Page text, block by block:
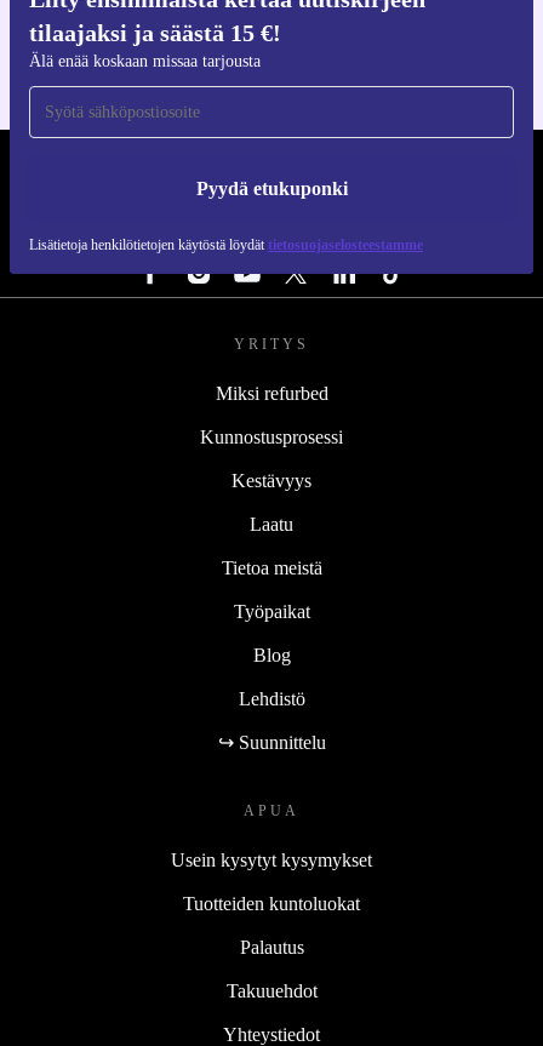
tilaajaksi ja säästä 15 €!
Älä enää koskaan missaa tarjousta
Pyydä etukuponki
Lisätietoja henkilötietojen käytöstä löydät tietosuojaselosteestamme
iOS:lle ja Androidille
YRITYS
Miksi refurbed
Kunnostusprosessi
Kestävyys
Laatu
Tietoa meistä
Työpaikat
Blog
Lehdistö
↪ Suunnittelu
APUA
Usein kysytyt kysymykset
Tuotteiden kuntoluokat
Palautus
Takuuehdot
Yhteystiedot